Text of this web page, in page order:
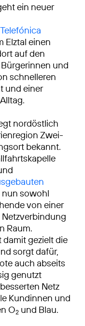
ein neuer
Elztal einen
auf den
und
schnelleren
und einer
nordöstlich
Zwei-
bekannt.
sowohl
von einer
Raum.
gezielt die
sorgt dafür,
auch abseits
genutzt
Netz
Kundinnen und
O2 und Blau.